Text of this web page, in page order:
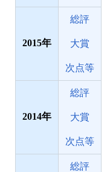
2015
総評
大賞
次点等
2014
総評
大賞
次点等
総評